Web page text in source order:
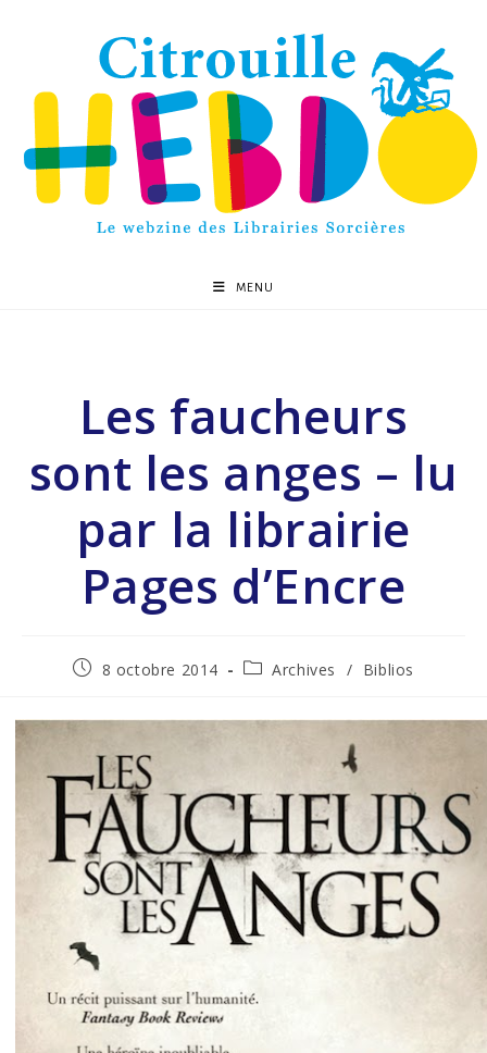
MENU
Les faucheurs
sont les anges – lu
par la librairie
Pages d’Encre
8 octobre 2014 Archives / Biblios